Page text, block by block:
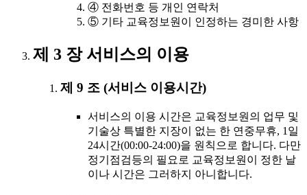
④ 전화번호 등 개인 연락처
⑤ 기타 교육정보원이 인정하는 경미한 사항
제 3 장 서비스의 이용
제 9 조 (서비스 이용시간)
서비스의 이용 시간은 교육정보원의 업무 및
기술상 특별한 지장이 없는 한 연중무휴, 1일
24시간(00:00-24:00)을 원칙으로 합니다. 다만
정기점검등의 필요로 교육정보원이 정한 날
이나 시간은 그러하지 아니합니다.